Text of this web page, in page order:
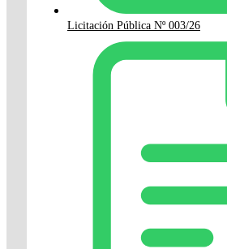
Licitación Pública Nº 003/26